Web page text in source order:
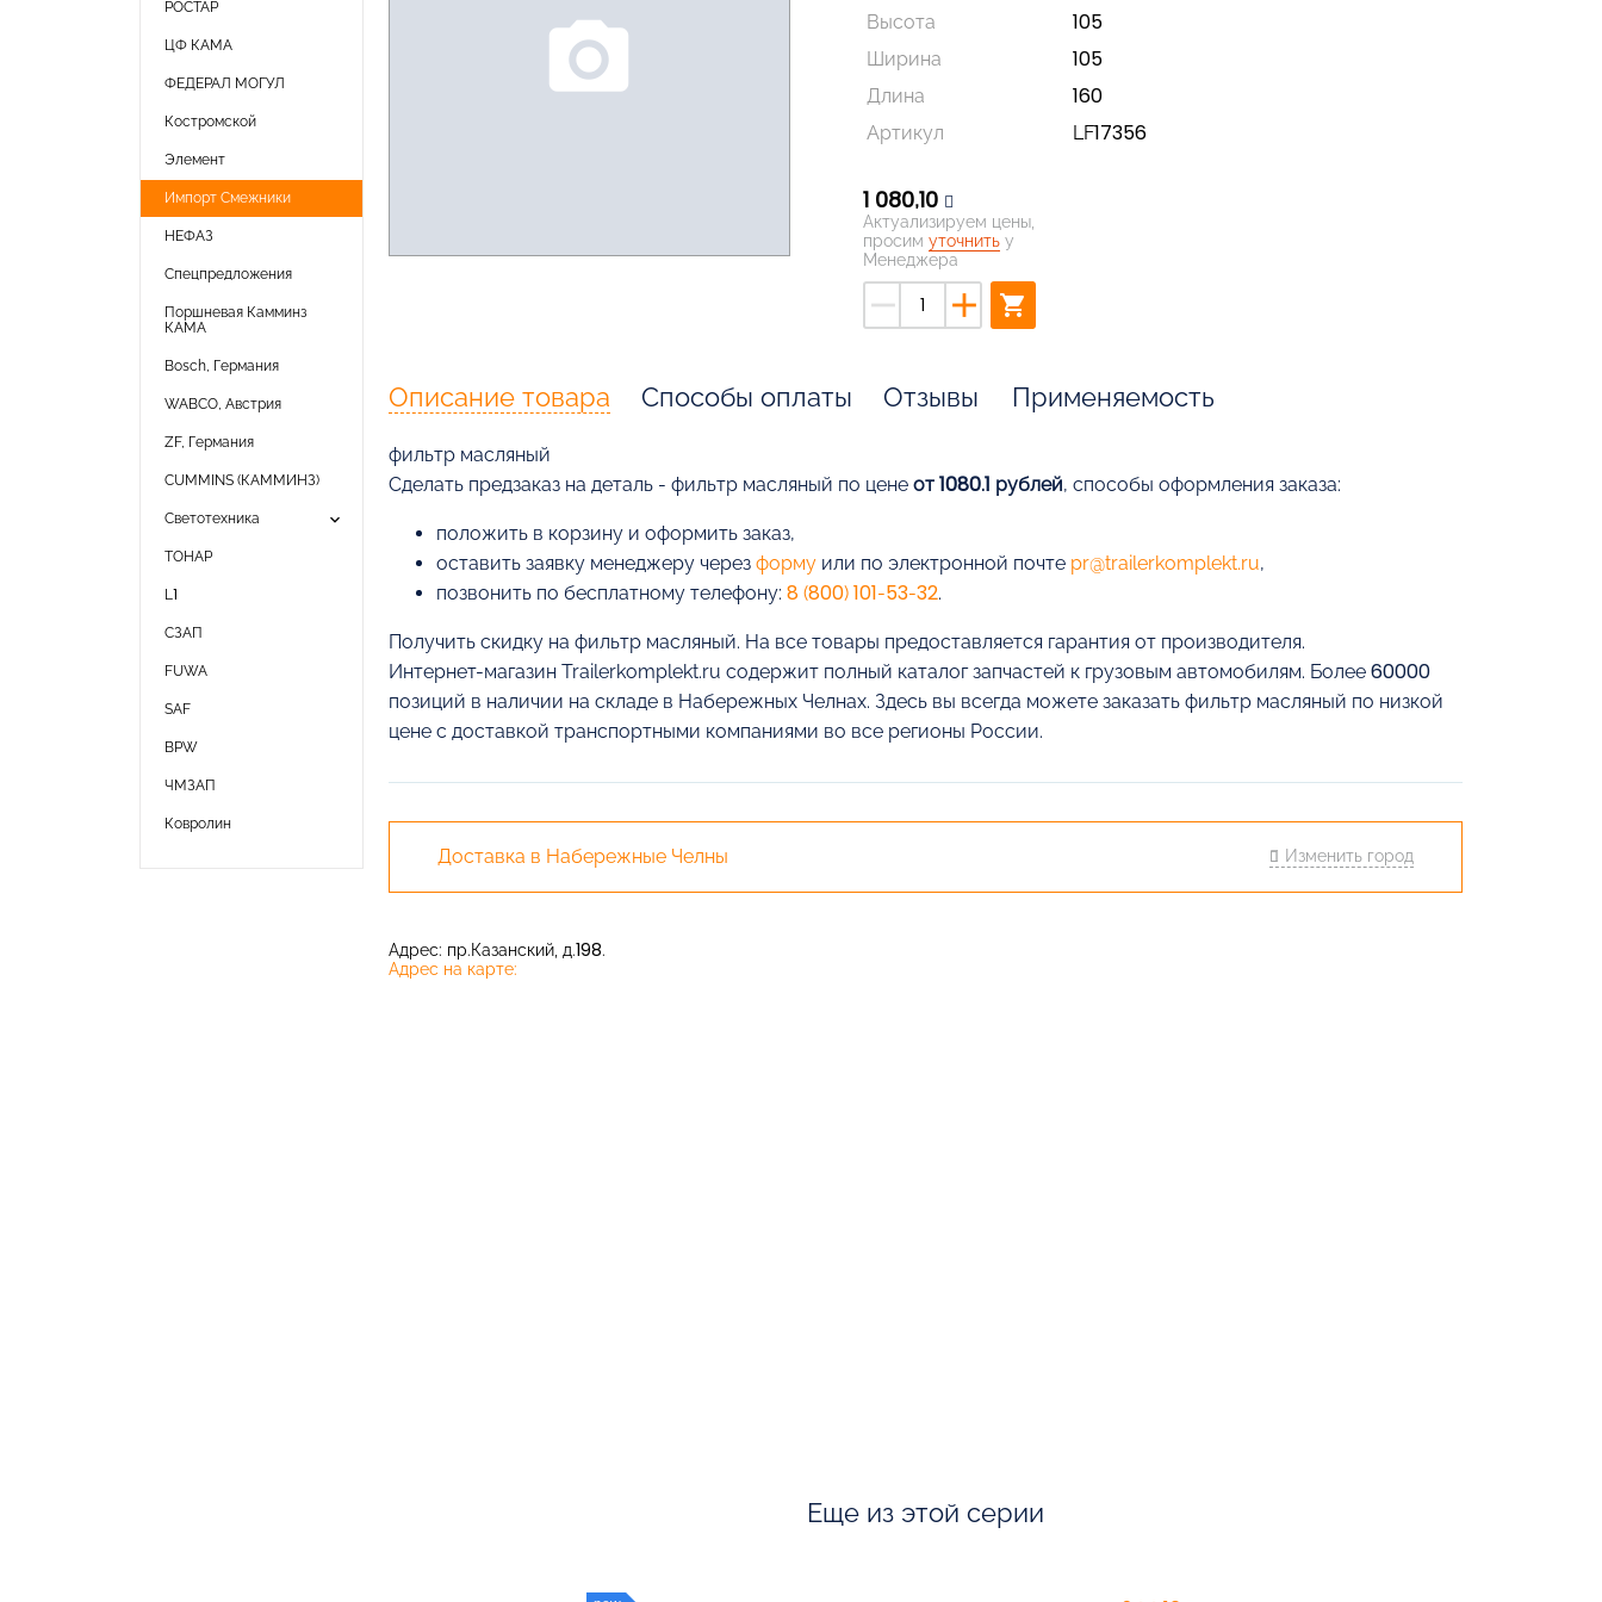
РОСТАР
ЦФ КАМА
ФЕДЕРАЛ МОГУЛ
Костромской
Элемент
Импорт Смежники
НЕФАЗ
Спецпредложения
Поршневая Камминз
КАМА
Bosch, Германия
WABCO, Австрия
ZF, Германия
CUMMINS (КАММИНЗ)
Светотехника keyboard_arrow_down
ТОНАР
L1
СЗАП
FUWA
SAF
BPW
ЧМЗАП
Ковролин
photo_camera
Высота
105
Ширина
105
Длина
160
Артикул
LF17356
1 080,10
Актуализируем цены,
просим уточнитьу
Менеджера
remove add shopping_cart
Описание товара Способы оплаты Отзывы Применяемость
фильтр масляный
Cделать предзаказ на деталь - фильтр масляный по цене от 1080.1 рублей, способы оформления заказа:
положить в корзину и оформить заказ,
оставить заявку менеджеру через формуили по электронной почте pr@trailerkomplekt.ru,
позвонить по бесплатному телефону: 8 (800) 101-53-32.
Получить скидку на фильтр масляный. На все товары предоставляется гарантия от производителя.
Интернет-магазин Trailerkomplekt.ru содержит полный каталог запчастей к грузовым автомобилям. Более 60000
позиций в наличии на складе в Набережных Челнах. Здесь вы всегда можете заказать фильтр масляный по низкой
цене с доставкой транспортными компаниями во все регионы России.
Доставка в Набережные Челны Изменить город
Адрес: пр.Казанский, д.198.
Адрес на карте:
Еще из этой серии